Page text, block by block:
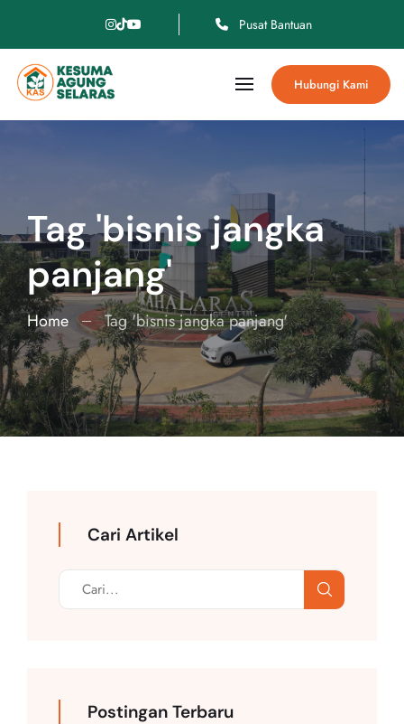
Pusat Bantuan
Hubungi Kami
Tag 'bisnis jangka
panjang'
Home Tag 'bisnis jangka panjang'
Cari Artikel
Postingan Terbaru